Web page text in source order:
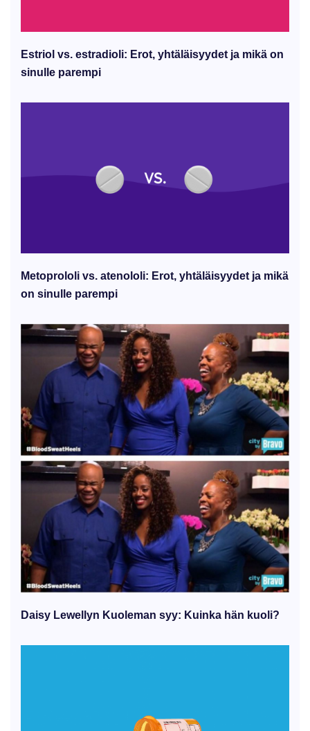
Estriol vs. estradioli: Erot, yhtäläisyydet ja mikä on
sinulle parempi
Metoprololi vs. atenololi: Erot, yhtäläisyydet ja mikä
on sinulle parempi
Daisy Lewellyn Kuoleman syy: Kuinka hän kuoli?